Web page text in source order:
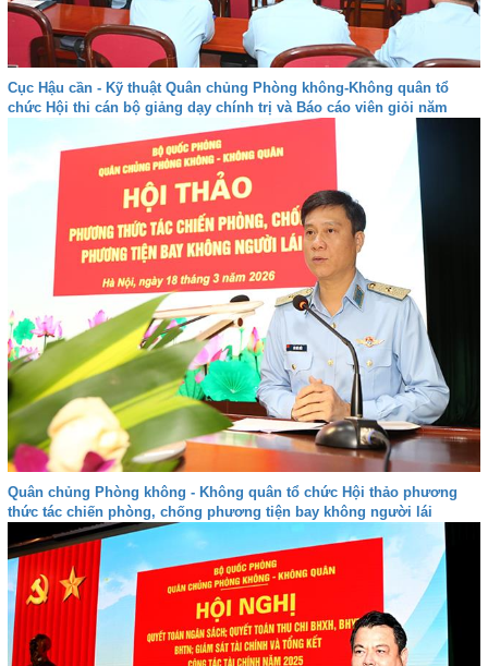
Cục Hậu cần - Kỹ thuật Quân chủng Phòng không-Không quân tổ
chức Hội thi cán bộ giảng dạy chính trị và Báo cáo viên giỏi năm
Quân chủng Phòng không - Không quân tổ chức Hội thảo phương
thức tác chiến phòng, chống phương tiện bay không người lái